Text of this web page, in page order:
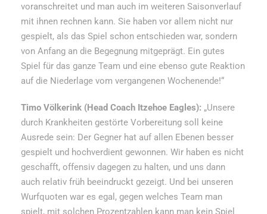
voranschreitet und man auch im weiteren Saisonverlauf
mit ihnen rechnen kann. Sie haben vor allem nicht nur
gespielt, als das Spiel schon entschieden war, sondern
von Anfang an die Begegnung mitgeprägt. Ein gutes
Spiel für das ganze Team und eine ebenso gute Reaktion
auf die Niederlage vom vergangenen Wochenende!“
Timo Völkerink (Head Coach Itzehoe Eagles): „Unsere
durch Krankheiten gestörte Vorbereitung soll keine
Ausrede sein: Der Gegner hat auf allen Ebenen besser
gespielt und hochverdient gewonnen. Wir haben es nicht
geschafft, offensiv dagegen zu halten, und uns dann
auch relativ früh beeindruckt gezeigt. Und bei unseren
Wurfquoten war es egal, gegen welches Team man
spielt, mit solchen Prozentzahlen kann man kein Spiel